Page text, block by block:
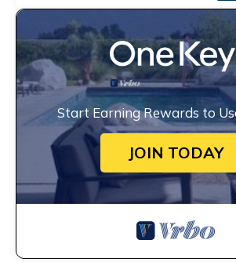
Start Earning Rewards to
JOIN TODAY